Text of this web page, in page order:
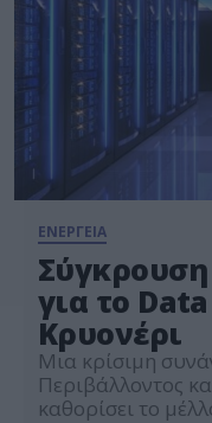
ΕΝΕΡΓΕΙΑ
για το
Κρυονέρι
Μια κρίσιμη
Περιβάλλοντος
καθορίσει το